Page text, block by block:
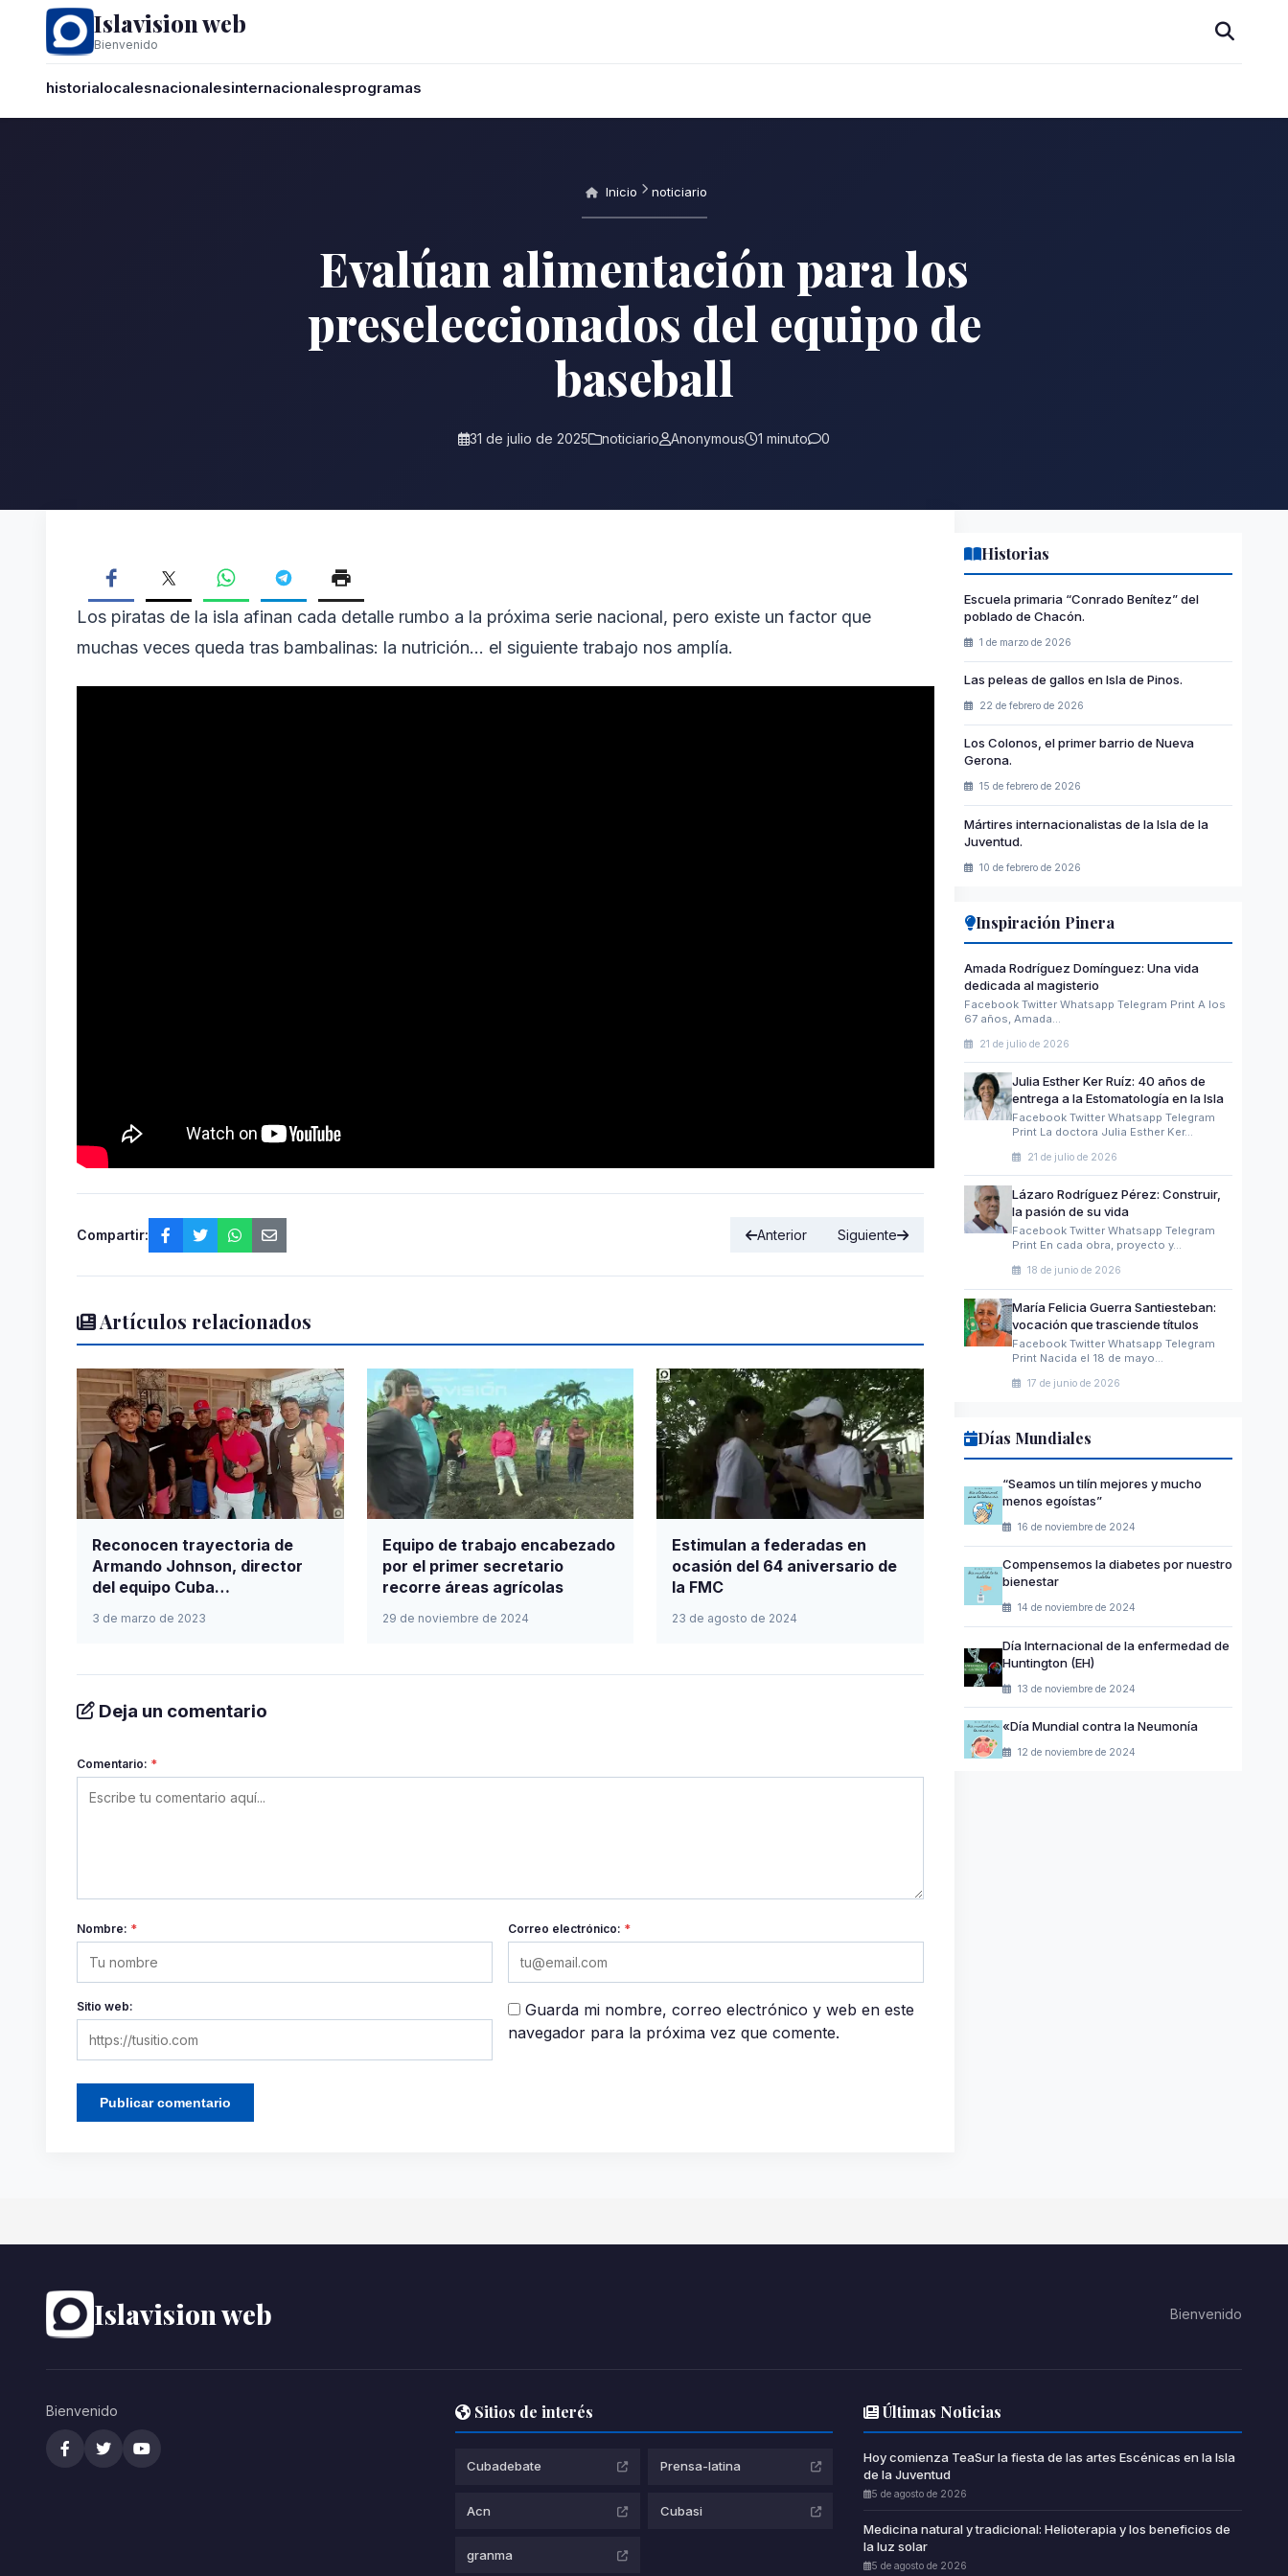
Islavision web
Bienvenido
historialocalesnacionalesinternacionalesprogramas
Inicio noticiario
Evalúan alimentación para los
preseleccionados del equipo de
baseball
31 de julio de 2025 noticiario Anonymous 1 minuto 0
Los piratas de la isla afinan cada detalle rumbo a la próxima serie nacional, pero existe un factor que
muchas veces queda tras bambalinas: la nutrición… el siguiente trabajo nos amplía.
Compartir: Anterior Siguiente
Artículos relacionados
Reconocen trayectoria de
Armando Johnson, director
del equipo Cuba…
3 de marzo de 2023
Equipo de trabajo encabezado
por el primer secretario
recorre áreas agrícolas
29 de noviembre de 2024
Estimulan a federadas en
ocasión del 64 aniversario de
la FMC
23 de agosto de 2024
Deja un comentario
Comentario: *
Nombre: * Correo electrónico: *
Sitio web:
Guarda mi nombre, correo electrónico y web en este
navegador para la próxima vez que comente.
Historias
Escuela primaria “Conrado Benítez” del
poblado de Chacón.
1 de marzo de 2026
Las peleas de gallos en Isla de Pinos.
22 de febrero de 2026
Los Colonos, el primer barrio de Nueva
Gerona.
15 de febrero de 2026
Mártires internacionalistas de la Isla de la
Juventud.
10 de febrero de 2026
Inspiración Pinera
Amada Rodríguez Domínguez: Una vida
dedicada al magisterio
Facebook Twitter Whatsapp Telegram Print A los
67 años, Amada…
21 de julio de 2026
Julia Esther Ker Ruíz: 40 años de
entrega a la Estomatología en la Isla
Facebook Twitter Whatsapp Telegram
Print La doctora Julia Esther Ker…
21 de julio de 2026
Lázaro Rodríguez Pérez: Construir,
la pasión de su vida
Facebook Twitter Whatsapp Telegram
Print En cada obra, proyecto y…
18 de junio de 2026
María Felicia Guerra Santiesteban:
vocación que trasciende títulos
Facebook Twitter Whatsapp Telegram
Print Nacida el 18 de mayo…
17 de junio de 2026
Días Mundiales
“Seamos un tilín mejores y mucho
menos egoístas”
16 de noviembre de 2024
Compensemos la diabetes por nuestro
bienestar
14 de noviembre de 2024
Día Internacional de la enfermedad de
Huntington (EH)
13 de noviembre de 2024
«Día Mundial contra la Neumonía
12 de noviembre de 2024
Islavision web Bienvenido
Bienvenido Sitios de interés
Cubadebate Prensa-latina
Acn Cubasi
granma
Últimas Noticias
Hoy comienza TeaSur la fiesta de las artes Escénicas en la Isla
de la Juventud
5 de agosto de 2026
Medicina natural y tradicional: Helioterapia y los beneficios de
la luz solar
5 de agosto de 2026